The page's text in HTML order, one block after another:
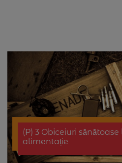
(P) 3 Obiceiuri
alimentație